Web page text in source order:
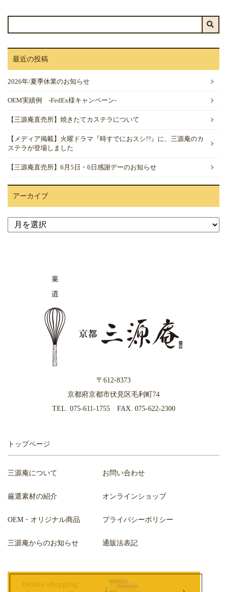
最近の投稿
2026年/夏季休業のお知らせ
OEM実績例 -FedEx様キャンペーン-
【三源庵直売所】焼きたてカステラについて
【メディア掲載】火曜ドラマ『時すでにおスシ!?』に、三源庵のカ
ステラが登場しました
【三源庵直売所】6月5日・6日感謝デーのお知らせ
アーカイブ
〒612-8373
京都府京都市伏見区毛利町74
TEL. 075-611-1755FAX. 075-622-2300
トップページ
三源庵について
厳選素材の紹介
OEM・オリジナル商品
三源庵からのお知らせ
お問い合わせ
オンラインショップ
プライバシーポリシー
通販法表記